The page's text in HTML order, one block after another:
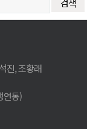
진, 조황래
연동)